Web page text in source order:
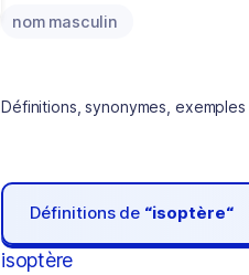
nom masculin
Définitions, synonymes, exemples
Définitions de “isoptère“
isoptère